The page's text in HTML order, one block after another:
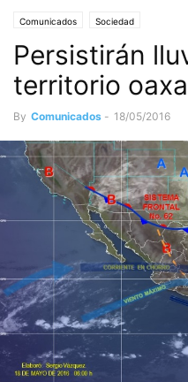
Comunicados Sociedad
Persistirán
territorio
By Comunicados - 18/05/2016